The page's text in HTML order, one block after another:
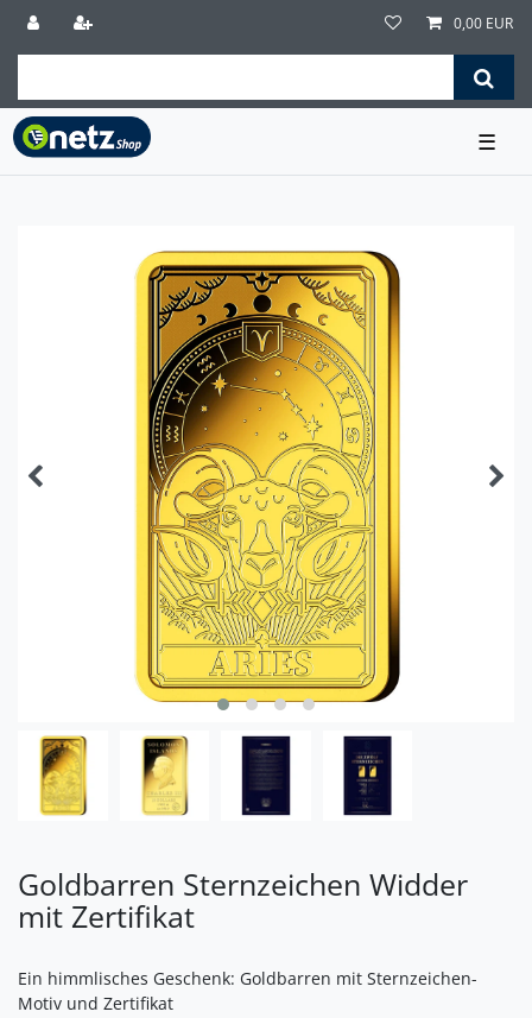
0,00 EUR
☰
Goldbarren Sternzeichen Widder
mit Zertifikat
Ein himmlisches Geschenk: Goldbarren mit Sternzeichen-
Motiv und Zertifikat